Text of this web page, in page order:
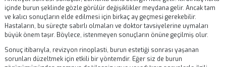
Sonuç olarak, revizyon rinoplasti sonrası hastaların doktorlarıyla
olarak iletişimde kalmaları ve kontrol randevularını aksatmamaları
gerekmektedir. Bu sayede, burun estetiği sürecinin her aşamasında
değerlendirmeler yapılabilir ve olası sorunlar önceden tespit
Kişinin, isteklerine ve beklentilerine uygun sonuçlar elde etmesi için
süreç oldukça önemlidir.